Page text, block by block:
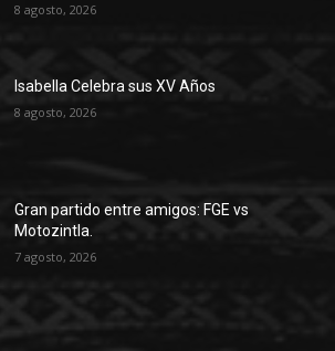
8 agosto, 2026
Isabella Celebra sus XV Años
8 agosto, 2026
Gran partido entre amigos: FGE vs
Motozintla.
7 agosto, 2026